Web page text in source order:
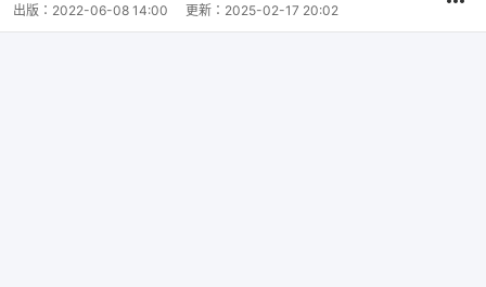
出版： 2022-06-08 14:00 更新： 2025-02-17 20:02